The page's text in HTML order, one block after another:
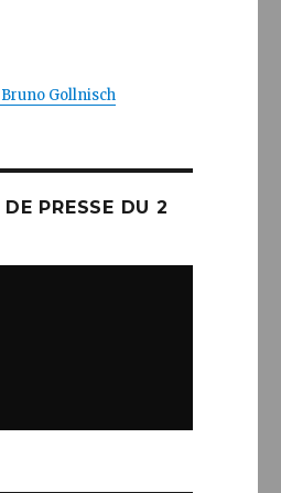
Gollnisch
DE PRESSE DU 2